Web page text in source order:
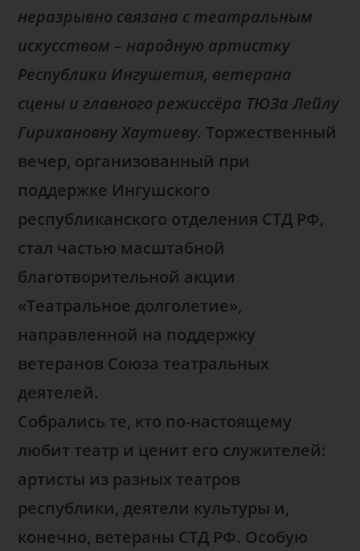
неразрывно связана с театральным
искусством – народную артистку
Республики Ингушетия, ветерана
сцены и главного режиссёра ТЮЗа Лейлу
Гирихановну Хаутиеву. Торжественный
вечер, организованный при
поддержке Ингушского
республиканского отделения СТД РФ,
стал частью масштабной
благотворительной акции
«Театральное долголетие»,
направленной на поддержку
ветеранов Союза театральных
деятелей.
Собрались те, кто по-настоящему
любит театр и ценит его служителей:
артисты из разных театров
республики, деятели культуры и,
конечно, ветераны СТД РФ. Особую